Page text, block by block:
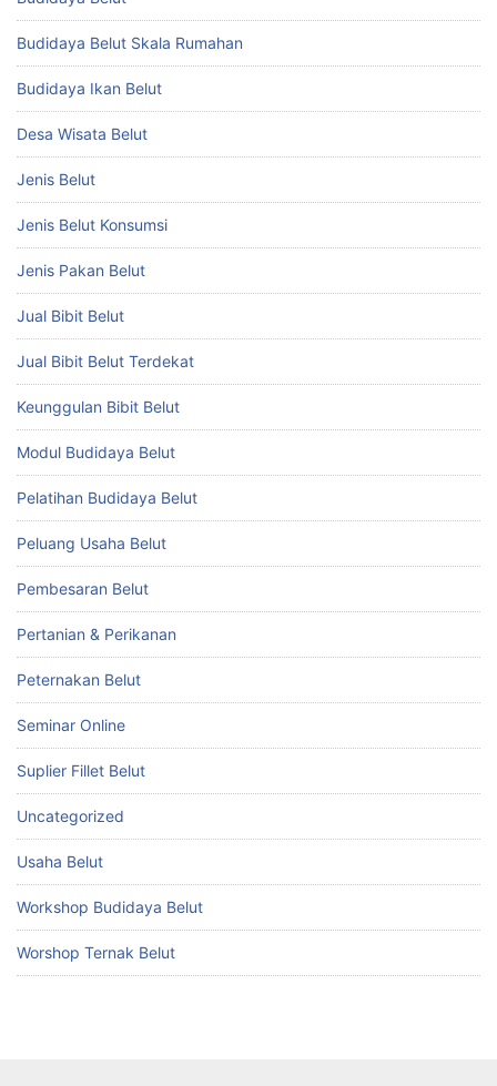
Budidaya Belut Skala Rumahan
Budidaya Ikan Belut
Desa Wisata Belut
Jenis Belut
Jenis Belut Konsumsi
Jenis Pakan Belut
Jual Bibit Belut
Jual Bibit Belut Terdekat
Keunggulan Bibit Belut
Modul Budidaya Belut
Pelatihan Budidaya Belut
Peluang Usaha Belut
Pembesaran Belut
Pertanian & Perikanan
Peternakan Belut
Seminar Online
Suplier Fillet Belut
Uncategorized
Usaha Belut
Workshop Budidaya Belut
Worshop Ternak Belut